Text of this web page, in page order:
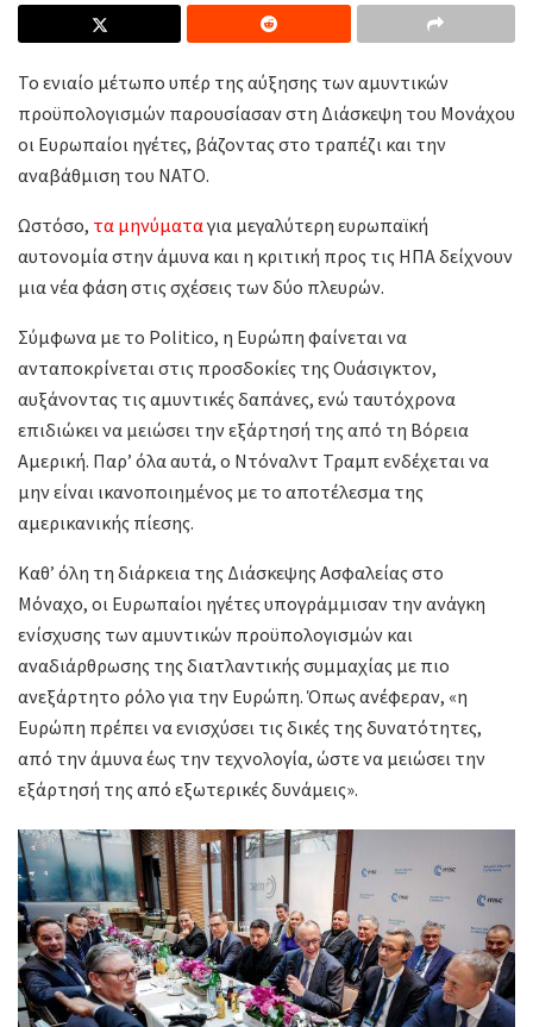
Το ενιαίο μέτωπο υπέρ της αύξησης των αμυντικών
προϋπολογισμών παρουσίασαν στη Διάσκεψη του Μονάχου
οι Ευρωπαίοι ηγέτες, βάζοντας στο τραπέζι και την
αναβάθμιση του ΝΑΤΟ.
Ωστόσο, τα μηνύματαγια μεγαλύτερη ευρωπαϊκή
αυτονομία στην άμυνα και η κριτική προς τις ΗΠΑ δείχνουν
μια νέα φάση στις σχέσεις των δύο πλευρών.
Σύμφωνα με το Politico, η Ευρώπη φαίνεται να
ανταποκρίνεται στις προσδοκίες της Ουάσιγκτον,
αυξάνοντας τις αμυντικές δαπάνες, ενώ ταυτόχρονα
επιδιώκει να μειώσει την εξάρτησή της από τη Βόρεια
Αμερική. Παρ’ όλα αυτά, ο Ντόναλντ Τραμπ ενδέχεται να
μην είναι ικανοποιημένος με το αποτέλεσμα της
αμερικανικής πίεσης.
Καθ’ όλη τη διάρκεια της Διάσκεψης Ασφαλείας στο
Μόναχο, οι Ευρωπαίοι ηγέτες υπογράμμισαν την ανάγκη
ενίσχυσης των αμυντικών προϋπολογισμών και
αναδιάρθρωσης της διατλαντικής συμμαχίας με πιο
ανεξάρτητο ρόλο για την Ευρώπη. Όπως ανέφεραν, «η
Ευρώπη πρέπει να ενισχύσει τις δικές της δυνατότητες,
από την άμυνα έως την τεχνολογία, ώστε να μειώσει την
εξάρτησή της από εξωτερικές δυνάμεις».